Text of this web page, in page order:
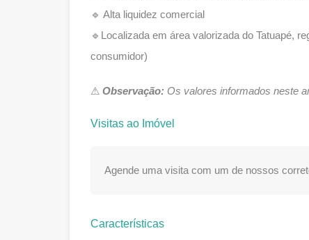
🔹 Alta liquidez comercial
🔹Localizada em área valorizada do Tatuapé,
consumidor)
⚠ Observação: Os valores informados neste
Visitas ao Imóvel
Agende uma visita com um de nossos
Características